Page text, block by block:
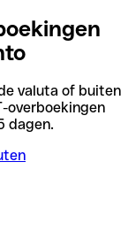
valuta of buiten
overboekingen
dagen.